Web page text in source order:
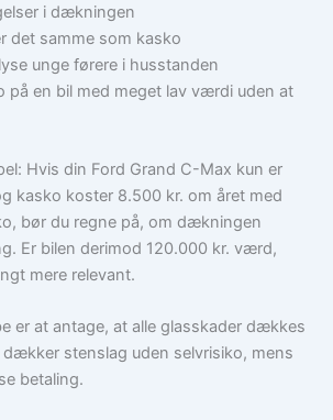
i dækningen
det samme som kasko
unge førere i husstanden
på en bil med meget lav værdi uden at
Hvis din Ford Grand C-Max kun er
kasko koster 8.500 kr. om året med
bør du regne på, om dækningen
Er bilen derimod 120.000 kr. værd,
mere relevant.
er at antage, at alle glasskader dækkes
stenslag uden selvrisiko, mens
betaling.